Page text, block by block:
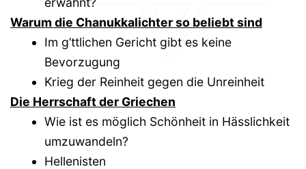
Warum die Chanukkalichter so beliebt sind
Im g’ttlichen Gericht gibt es keine
Bevorzugung
Krieg der Reinheit gegen die Unreinheit
Die Herrschaft der Griechen
Wie ist es möglich Schönheit in Hässlichkeit
umzuwandeln?
Hellenisten